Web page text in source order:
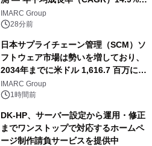
記録
IMARC Group
28分前
日本サプライチェーン管理（SCM）ソ
フトウェア市場は勢いを増しており、
2034年までに米ドル 1,616.7 百万に達
し、CAGR 3.42%で成長すると予測
IMARC Group
1時間前
DK-HP、サーバー設定から運用・修正
までワンストップで対応するホームペ
ージ制作請負サービスを提供中